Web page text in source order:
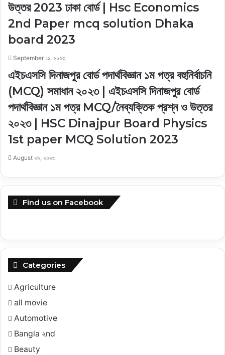
উত্তর 2023 ঢাকা বোর্ড | Hsc Economics
2nd Paper mcq solution Dhaka
board 2023
September ১১, ২০২৩
এইচএসসি দিনাজপুর বোর্ড পদার্থবিজ্ঞান ১ম পত্র বহুনির্বাচনি
(MCQ) সমাধান ২০২৩ | এইচএসসি দিনাজপুর বোর্ড
পদার্থবিজ্ঞান ১ম পত্র MCQ/নৈব্যক্তিক প্রশ্ন ও উত্তর
২০২৩ | HSC Dinajpur Board Physics
1st paper MCQ Solution 2023
August ২৯, ২০২৩
Find us on Facebook
Categories
Agriculture
all movie
Automotive
Bangla ২nd
Beauty